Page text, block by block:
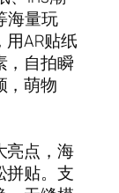
海量玩
AR贴纸
，自拍瞬
，萌物
亮点，海
拼贴。支